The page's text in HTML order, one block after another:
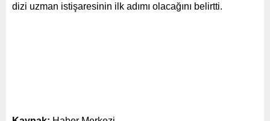
dizi uzman istişaresinin ilk adımı olacağını belirtti.